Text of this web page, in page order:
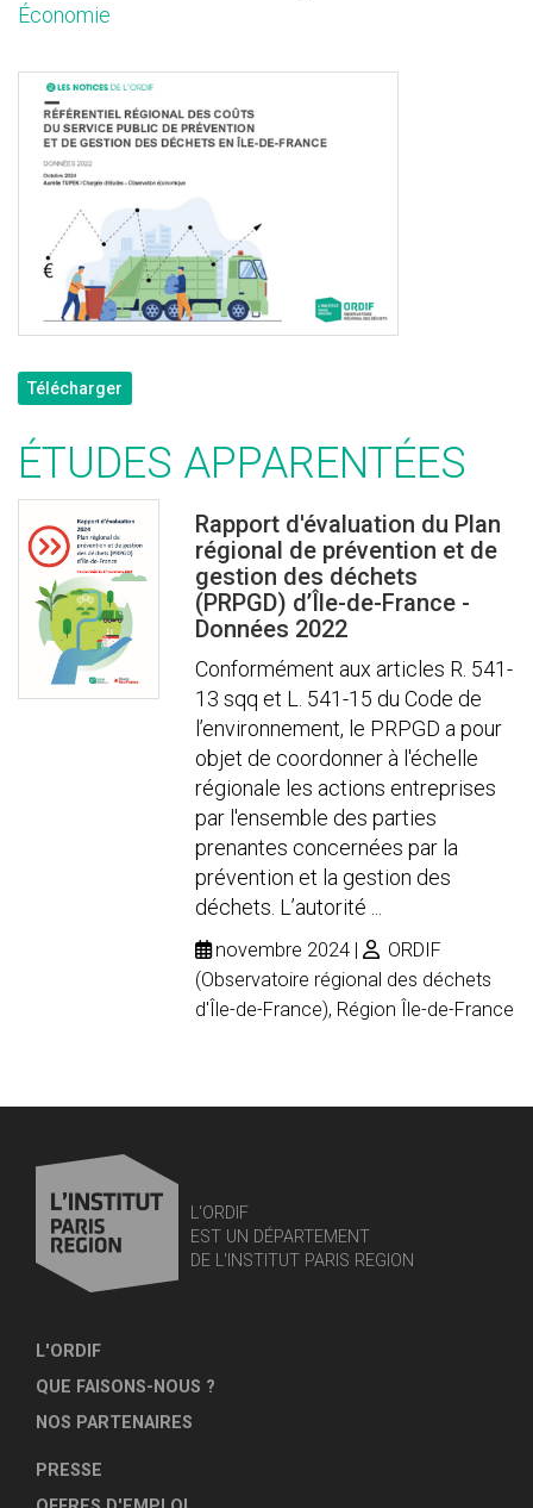
Économie
Télécharger
ÉTUDES APPARENTÉES
Rapport d'évaluation du Plan
régional de prévention et de
gestion des déchets
(PRPGD) d’Île-de-France -
Données 2022
Conformément aux articles R. 541-
13 sqq et L. 541-15 du Code de
l’environnement, le PRPGD a pour
objet de coordonner à l'échelle
régionale les actions entreprises
par l'ensemble des parties
prenantes concernées par la
prévention et la gestion des
déchets. L’autorité ...
novembre 2024
ORDIF
(Observatoire régional des déchets
d'Île-de-France), Région Île-de-France
L'ORDIF
EST UN DÉPARTEMENT
DE L'INSTITUT PARIS REGION
L'ORDIF
QUE FAISONS-NOUS ?
NOS PARTENAIRES
PRESSE